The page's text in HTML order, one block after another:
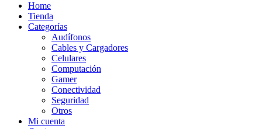
Home
Tienda
Categorías
Audífonos
Cables y Cargadores
Celulares
Computación
Gamer
Conectividad
Seguridad
Otros
Mi cuenta